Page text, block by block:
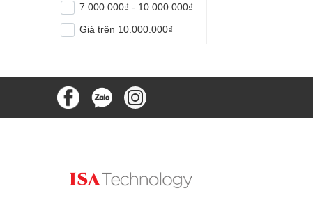
7.000.000₫ - 10.000.000₫
Giá trên 10.000.000₫